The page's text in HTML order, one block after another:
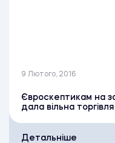
9 Лютого, 2016
Євроскептикам на
дала вільна
Детальніше